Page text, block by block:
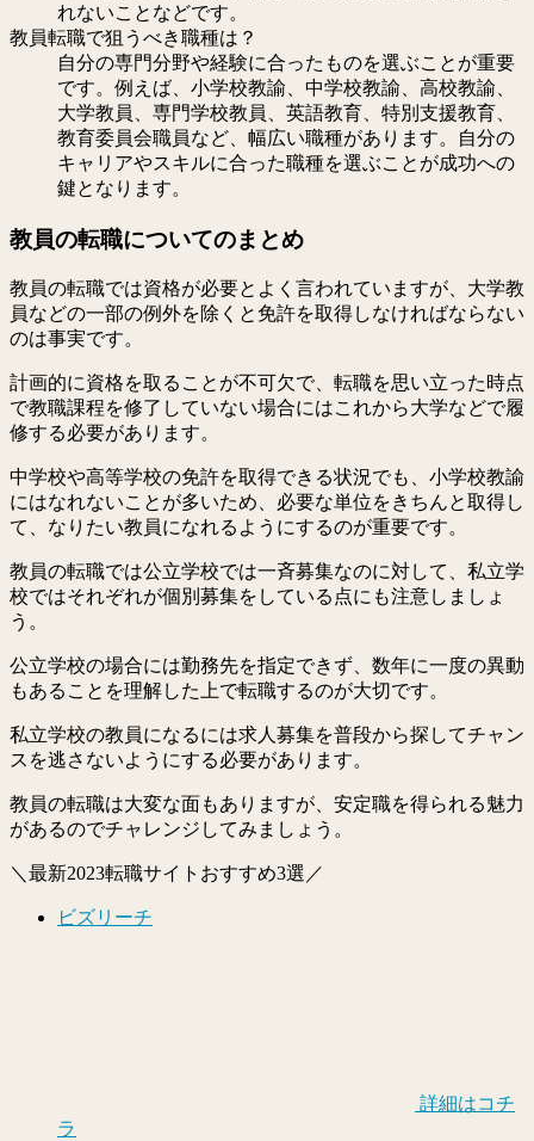
れないことなどです。
教員転職で狙うべき職種は？
自分の専門分野や経験に合ったものを選ぶことが重要
です。例えば、小学校教諭、中学校教諭、高校教諭、
大学教員、専門学校教員、英語教育、特別支援教育、
教育委員会職員など、幅広い職種があります。自分の
キャリアやスキルに合った職種を選ぶことが成功への
鍵となります。
教員の転職についてのまとめ
教員の転職では資格が必要とよく言われていますが、大学教
員などの一部の例外を除くと免許を取得しなければならない
のは事実です。
計画的に資格を取ることが不可欠で、転職を思い立った時点
で教職課程を修了していない場合にはこれから大学などで履
修する必要があります。
中学校や高等学校の免許を取得できる状況でも、小学校教諭
にはなれないことが多いため、必要な単位をきちんと取得し
て、なりたい教員になれるようにするのが重要です。
教員の転職では公立学校では一斉募集なのに対して、私立学
校ではそれぞれが個別募集をしている点にも注意しましょ
う。
公立学校の場合には勤務先を指定できず、数年に一度の異動
もあることを理解した上で転職するのが大切です。
私立学校の教員になるには求人募集を普段から探してチャン
スを逃さないようにする必要があります。
教員の転職は大変な面もありますが、安定職を得られる魅力
があるのでチャレンジしてみましょう。
＼最新2023転職サイトおすすめ3選／
ビズリーチ
詳細はコチ
ラ